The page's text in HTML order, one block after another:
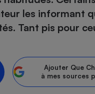
les informant
Tant pis pour
Ajouter Que
à mes sources
sèche-linge
congélateur
smartphone
nettoyeur haute
robot
mutuelle
des devis
Obsèques -
funèbres